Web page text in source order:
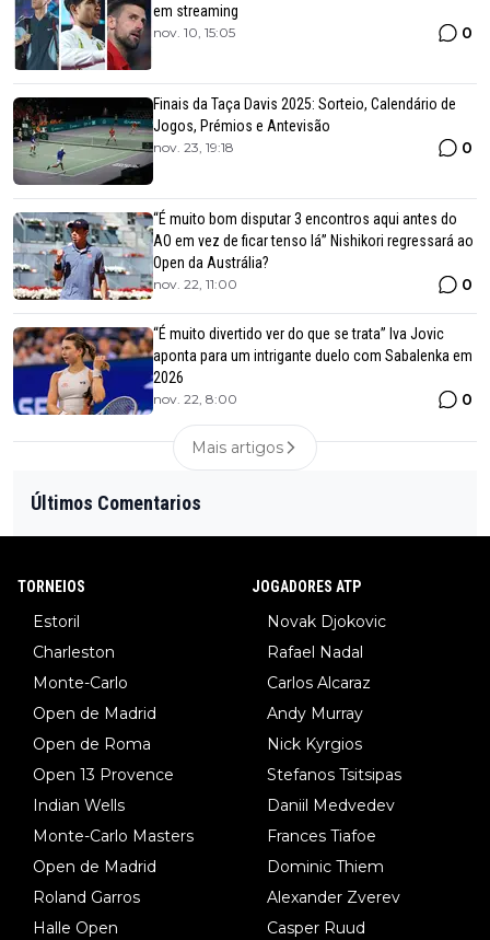
em streaming
nov. 10, 15:05 0
Finais da Taça Davis 2025: Sorteio, Calendário de
Jogos, Prémios e Antevisão
nov. 23, 19:18 0
“É muito bom disputar 3 encontros aqui antes do
AO em vez de ficar tenso lá” Nishikori regressará ao
Open da Austrália?
nov. 22, 11:00 0
“É muito divertido ver do que se trata” Iva Jovic
aponta para um intrigante duelo com Sabalenka em
2026
nov. 22, 8:00 0
Mais artigos
Últimos Comentarios
TORNEIOS
Estoril
Charleston
Monte-Carlo
Open de Madrid
Open de Roma
Open 13 Provence
Indian Wells
Monte-Carlo Masters
Open de Madrid
Roland Garros
Halle Open
JOGADORES ATP
Novak Djokovic
Rafael Nadal
Carlos Alcaraz
Andy Murray
Nick Kyrgios
Stefanos Tsitsipas
Daniil Medvedev
Frances Tiafoe
Dominic Thiem
Alexander Zverev
Casper Ruud